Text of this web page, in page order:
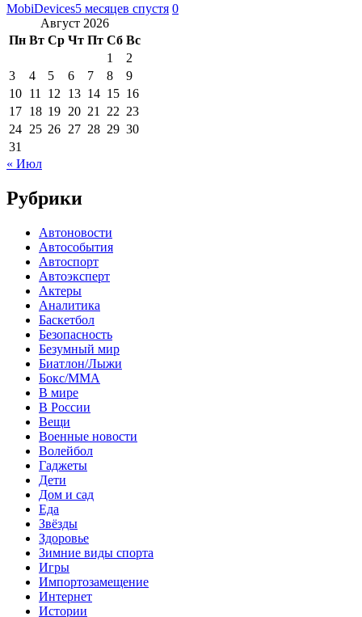
MobiDevices5 месяцев спустя 0
Август 2026
Пн Вт Ср Чт Пт Сб Вс
1
2
3
4 5 6 7 8
9
10 11 12 13 14 15 16
17 18 19 20 21 22 23
24 25 26 27 28 29 30
31
« Июл
Рубрики
Автоновости
Автособытия
Автоспорт
Автоэксперт
Актеры
Аналитика
Баскетбол
Безопасность
Безумный мир
Биатлон/Лыжи
Бокс/MMA
В мире
В России
Вещи
Военные новости
Волейбол
Гаджеты
Дети
Дом и сад
Еда
Звёзды
Здоровье
Зимние виды спорта
Игры
Импортозамещение
Интернет
Истории